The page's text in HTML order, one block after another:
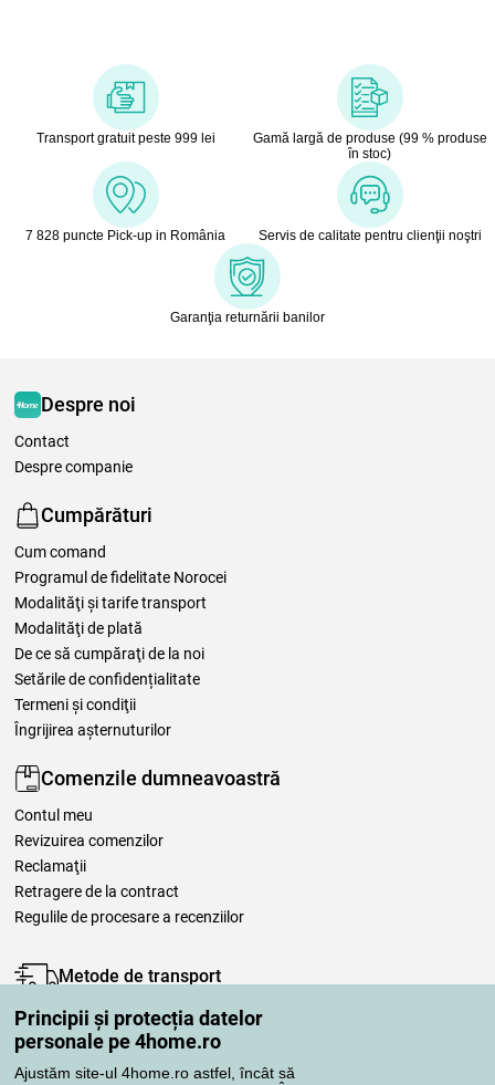
Principii și protecția datelor
personale pe 4home.ro
Ajustăm site-ul 4home.ro astfel, încât să
Transport gratuit peste 999 lei
Gamă largă de produse (99 % produse
în stoc)
7 828 puncte Pick-up in România Servis de calitate pentru clienţii noştri
Garanţia returnării banilor
Despre noi
Contact
Despre companie
Cumpărături
Cum comand
Programul de fidelitate Norocei
Modalităţi şi tarife transport
Modalităţi de plată
De ce să cumpăraţi de la noi
Setările de confidențialitate
Termeni şi condiţii
Îngrijirea așternuturilor
Comenzile dumneavoastră
Contul meu
Revizuirea comenzilor
Reclamaţii
Retragere de la contract
Regulile de procesare a recenziilor
Metode de transport
Metode de plată